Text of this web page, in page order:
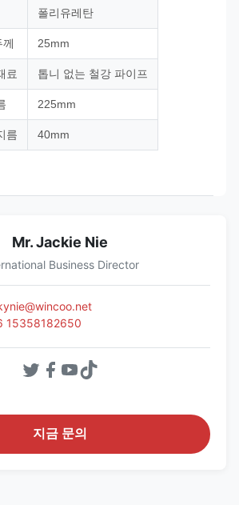
폴리유레탄
25mm
료 톱니 없는 철강 파이프
225mm
름 40mm
Mr. Jackie Nie
Business Director
15358182650
지금 문의